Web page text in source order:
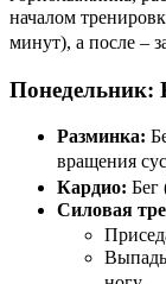
началом
минут), а после –
Понедельник:
Разминка:
вращения
Кардио: Бег
Силовая